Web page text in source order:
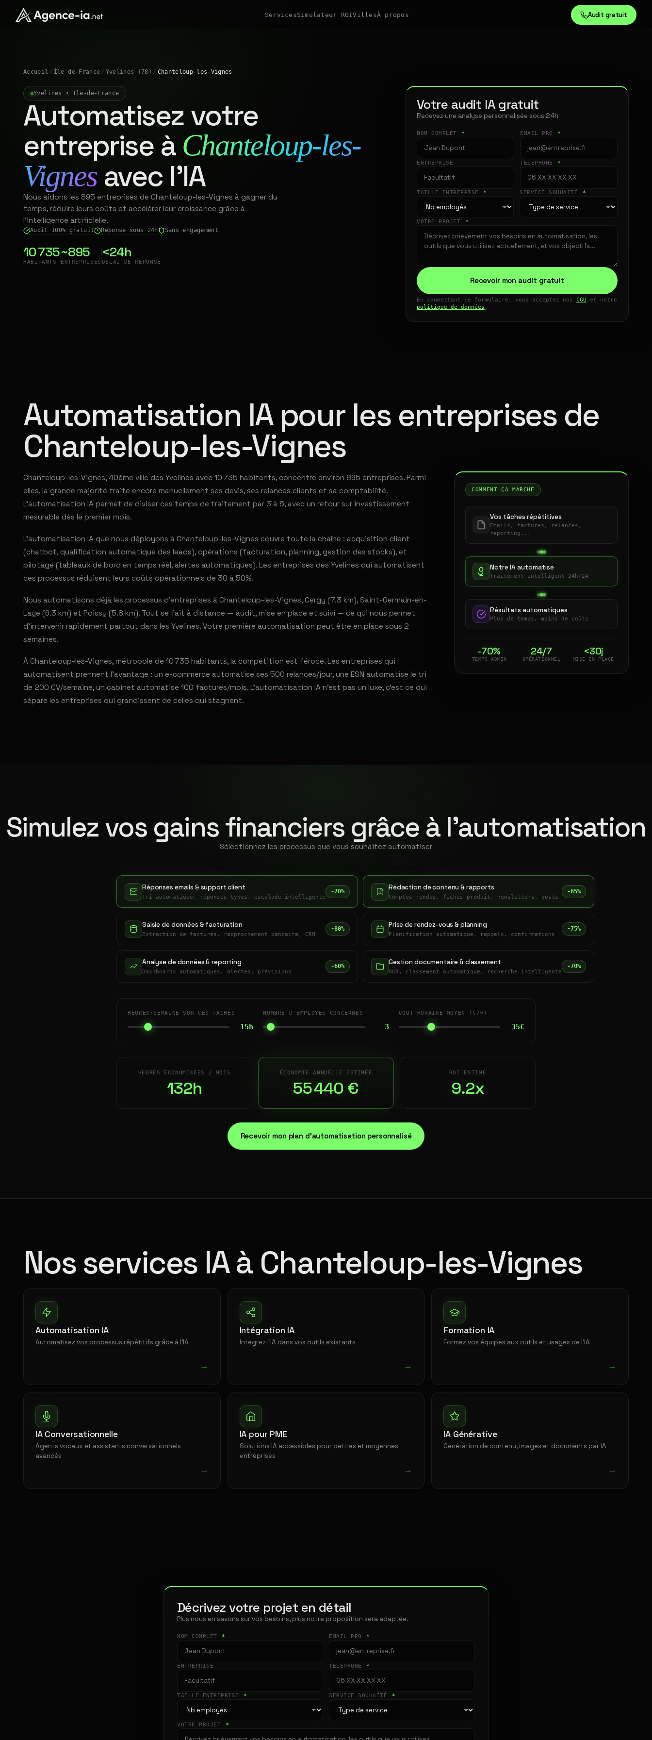
ServicesSimulateur ROIVillesÀ propos Audit gratuit
Accueil / Île-de-France / Yvelines (78) / Chanteloup-les-Vignes
Yvelines • Île-de-France
Automatisez votre
entreprise à Chanteloup-les-
Vignesavec l'IA
Nous aidons les 895 entreprises de Chanteloup-les-Vignes à gagner du
temps, réduire leurs coûts et accélérer leur croissance grâce à
l'intelligence artificielle.
Audit 100% gratuit Réponse sous 24h Sans engagement
10 735
HABITANTS
~895
ENTREPRISES
<24h
DÉLAI DE RÉPONSE
Votre audit IA gratuit
Recevez une analyse personnalisée sous 24h
NOM COMPLET * EMAIL PRO *
ENTREPRISE TÉLÉPHONE *
TAILLE ENTREPRISE * SERVICE SOUHAITÉ *
VOTRE PROJET *
Recevoir mon audit gratuit
En soumettant ce formulaire, vous acceptez nos CGU et notre
politique de données .
Automatisation IA pour les entreprises de
Chanteloup-les-Vignes
Chanteloup-les-Vignes, 40ème ville des Yvelines avec 10 735 habitants, concentre environ 895 entreprises. Parmi
elles, la grande majorité traite encore manuellement ses devis, ses relances clients et sa comptabilité.
L'automatisation IA permet de diviser ces temps de traitement par 3 à 5, avec un retour sur investissement
mesurable dès le premier mois.
L'automatisation IA que nous déployons à Chanteloup-les-Vignes couvre toute la chaîne : acquisition client
(chatbot, qualification automatique des leads), opérations (facturation, planning, gestion des stocks), et
pilotage (tableaux de bord en temps réel, alertes automatiques). Les entreprises des Yvelines qui automatisent
ces processus réduisent leurs coûts opérationnels de 30 à 50%.
Nous automatisons déjà les processus d'entreprises à Chanteloup-les-Vignes, Cergy (7.3 km), Saint-Germain-en-
Laye (6.3 km) et Poissy (5.8 km). Tout se fait à distance — audit, mise en place et suivi — ce qui nous permet
d'intervenir rapidement partout dans les Yvelines. Votre première automatisation peut être en place sous 2
semaines.
À Chanteloup-les-Vignes, métropole de 10 735 habitants, la compétition est féroce. Les entreprises qui
automatisent prennent l'avantage : un e-commerce automatise ses 500 relances/jour, une ESN automatise le tri
de 200 CV/semaine, un cabinet automatise 100 factures/mois. L'automatisation IA n'est pas un luxe, c'est ce qui
sépare les entreprises qui grandissent de celles qui stagnent.
COMMENT ÇA MARCHE
Vos tâches répétitives
Emails, factures, relances,
reporting...
Notre IA automatise
Traitement intelligent 24h/24
Résultats automatiques
Plus de temps, moins de coûts
-70%
TEMPS ADMIN
24/7
OPÉRATIONNEL
<30j
MISE EN PLACE
Simulez vos gains financiers grâce à l'automatisation
Sélectionnez les processus que vous souhaitez automatiser
Réponses emails & support client
Tri automatique, réponses types, escalade intelligente
-70% Rédaction de contenu & rapports
Comptes-rendus, fiches produit, newsletters, posts
-65%
Saisie de données & facturation
Extraction de factures, rapprochement bancaire, CRM
-80% Prise de rendez-vous & planning
Planification automatique, rappels, confirmations
-75%
Analyse de données & reporting
Dashboards automatiques, alertes, prévisions
-60% Gestion documentaire & classement
OCR, classement automatique, recherche intelligente
-70%
HEURES/SEMAINE SUR CES TÂCHES
15h
NOMBRE D'EMPLOYÉS CONCERNÉS
3
COÛT HORAIRE MOYEN (€/H)
35€
HEURES ÉCONOMISÉES / MOIS
132h
ÉCONOMIE ANNUELLE ESTIMÉE
55 440 €
ROI ESTIMÉ
9.2x
Recevoir mon plan d'automatisation personnalisé
Nos services IA à Chanteloup-les-Vignes
Automatisation IA
Automatisez vos processus répétitifs grâce à l'IA
→
Intégration IA
Intégrez l'IA dans vos outils existants
→
Formation IA
Formez vos équipes aux outils et usages de l'IA
→
IA Conversationnelle
Agents vocaux et assistants conversationnels
avancés
→
IA pour PME
Solutions IA accessibles pour petites et moyennes
entreprises
→
IA Générative
Génération de contenu, images et documents par IA
→
Décrivez votre projet en détail
Plus nous en savons sur vos besoins, plus notre proposition sera adaptée.
NOM COMPLET * EMAIL PRO *
ENTREPRISE TÉLÉPHONE *
TAILLE ENTREPRISE * SERVICE SOUHAITÉ *
VOTRE PROJET *